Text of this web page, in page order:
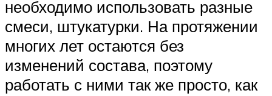
необходимо использовать разные
смеси, штукатурки. На протяжении
многих лет остаются без
изменений состава, поэтому
работать с ними так же просто, как